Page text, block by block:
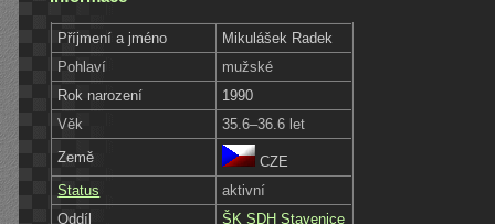
Příjmení a jméno
Mikulášek Radek
Pohlaví
mužské
Rok narození
1990
Věk
35.6–36.6 let
Země
CZE
Status
aktivní
Oddíl
ŠK SDH Stavenice